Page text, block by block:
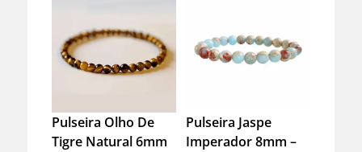
Pulseira Olho De
Tigre Natural 6mm
Pulseira Jaspe
Imperador 8mm –